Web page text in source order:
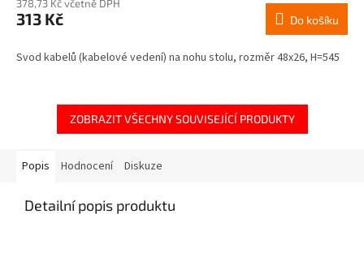
378,73 Kč včetně DPH
313 Kč Do košíku
Svod kabelů (kabelové vedení) na nohu stolu, rozměr 48x26, H=545
ZOBRAZIT VŠECHNY SOUVISEJÍCÍ PRODUKTY
Popis Hodnocení Diskuze
Detailní popis produktu